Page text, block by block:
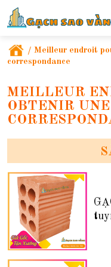
/ Meilleur endroit
correspondance
MEILLEUR
OBTENIR